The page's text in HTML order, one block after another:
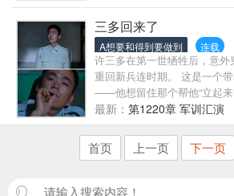
信邀请。 于是我去了那个世
之旅。 所有人都想和男主搞
角的容貌，前期是变化后的弱
会解释的，现在就不透露了。
贝们移步正文。）
三多回来了
A想要和得到要做到 连载
许三多在第一世牺牲后，意外
重回新兵连时期。 这是一个
——他想留住那个帮他“立起来
军营里，也想助力队长让老A
历，他意志坚定地朝着目标
存在部分开挂设定内力设定，
其他作者的作品~）
最新： 第1220章 军训汇演
首页 上一页 下一页